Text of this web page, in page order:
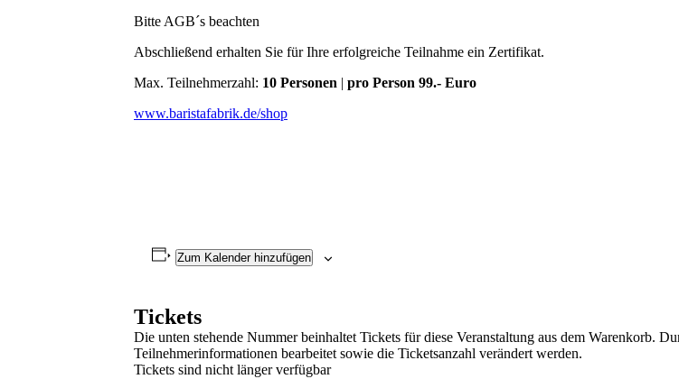
Bitte AGB´s beachten
Abschließend erhalten Sie für Ihre erfolgreiche Teilnahme ein Zertifikat.
Max. Teilnehmerzahl: 10 Personen | pro Person 99.- Euro
www.baristafabrik.de/shop
Zum Kalender hinzufügen
Tickets
Die unten stehende Nummer beinhaltet Tickets für diese Veranstaltung aus dem Warenkorb.
Teilnehmerinformationen bearbeitet sowie die Ticketsanzahl verändert werden.
Tickets sind nicht länger verfügbar